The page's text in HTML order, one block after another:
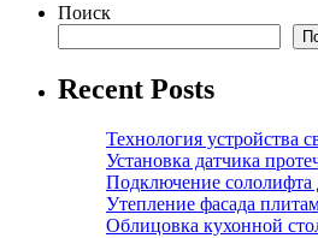
Поиск
Recent Posts
Технология устройства
Установка датчика
Подключение сололифта
Утепление фасада
Облицовка кухонной